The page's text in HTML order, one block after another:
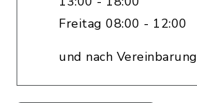
Freitag 08:00 - 12:00
und nach Vereinbarung